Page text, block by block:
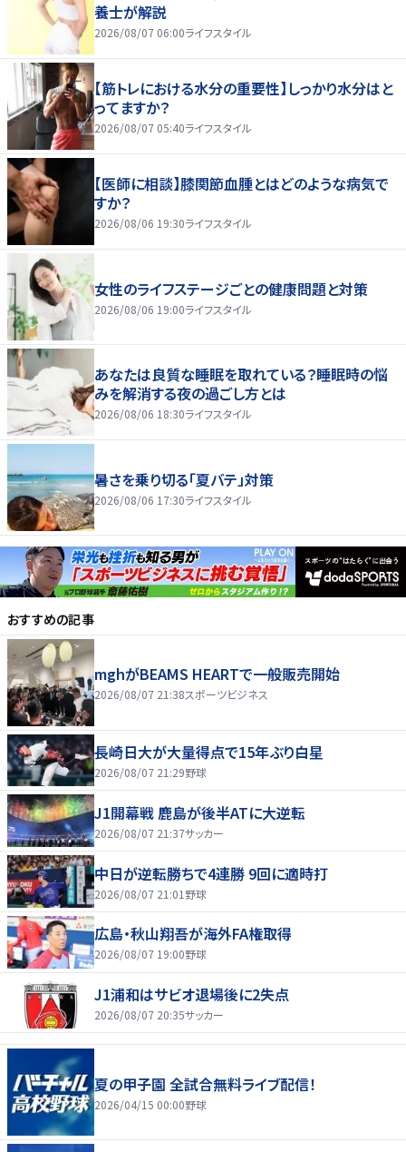
養士が解説
2026/08/07 06:00ライフスタイル
【筋トレにおける水分の重要性】しっかり水分はと
ってますか？
2026/08/07 05:40ライフスタイル
【医師に相談】膝関節血腫とはどのような病気で
すか？
2026/08/06 19:30ライフスタイル
女性のライフステージごとの健康問題と対策
2026/08/06 19:00ライフスタイル
あなたは良質な睡眠を取れている？睡眠時の悩
みを解消する夜の過ごし方とは
2026/08/06 18:30ライフスタイル
暑さを乗り切る「夏バテ」対策
2026/08/06 17:30ライフスタイル
おすすめの記事
mghがBEAMS HEARTで一般販売開始
2026/08/07 21:38スポーツビジネス
長崎日大が大量得点で15年ぶり白星
2026/08/07 21:29野球
J1開幕戦 鹿島が後半ATに大逆転
2026/08/07 21:37サッカー
中日が逆転勝ちで4連勝 9回に適時打
2026/08/07 21:01 野球
広島・秋山翔吾が海外FA権取得
2026/08/07 19:00野球
J1浦和はサビオ退場後に2失点
2026/08/07 20:35サッカー
夏の甲子園 全試合無料ライブ配信！
2026/04/15 00:00野球